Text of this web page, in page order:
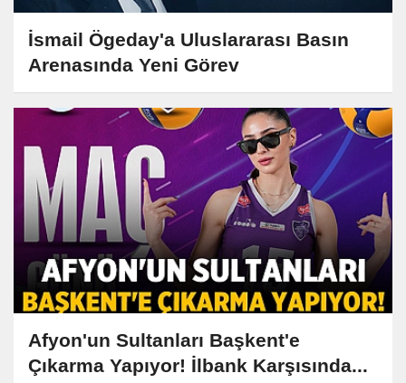
İsmail Ögeday'a Uluslararası Basın
Arenasında Yeni Görev
Afyon'un Sultanları Başkent'e
Çıkarma Yapıyor! İlbank Karşısında...